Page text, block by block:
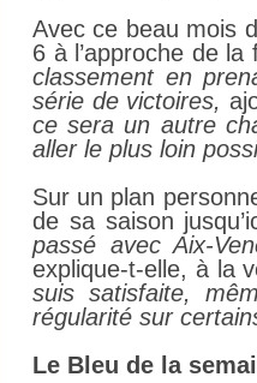
Avec ce beau mois
6 à l’approche de
classement en
série de victoires,
ce sera un autre
aller le plus loin
Sur un plan
de sa saison
passé avec Aix-
explique-t-elle, à la
suis satisfaite,
régularité sur
Le Bleu de la